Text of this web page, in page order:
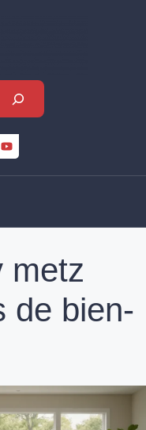
metz
de bien-